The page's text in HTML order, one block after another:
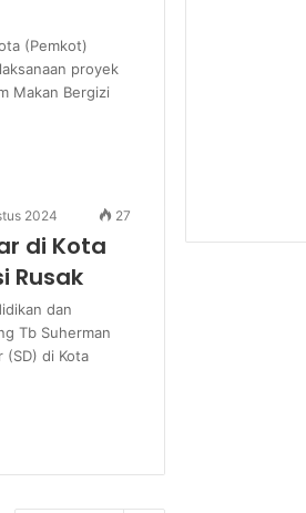
(Pemkot)
proyek
Makan Bergizi
2024 27
di Kota
Rusak
dan
Tb Suherman
(SD) di Kota